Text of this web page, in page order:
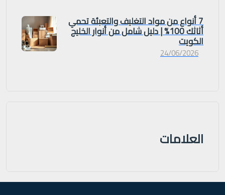
7 أنواع من مواد التغليف والتعبئة تحمي
أثاثك 100% | دليل شامل من أنوار الخليج
الكويت
24/06/2026
العلامات